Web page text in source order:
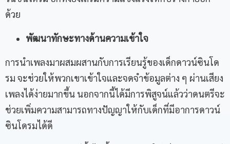
ด้วย
พัฒนาทักษะทางด้านความเข้าใจ
การนำเพลงมาผสมผสานกับการเรียนรู้ของเด็กดาวน์ซินโด
รม จะช่วยให้พวกเขาเข้าใจและจดจำข้อมูลต่าง ๆ ผ่านเสียง
เพลงได้ง่ายมากขึ้น นอกจากนี้ได้มีการพิสูจน์แล้วว่าดนตรีจะ
ช่วยเพิ่มความสามารถทางปัญญาให้กับเด็กที่มีอาการดาวน์
ซินโดรมได้ดี